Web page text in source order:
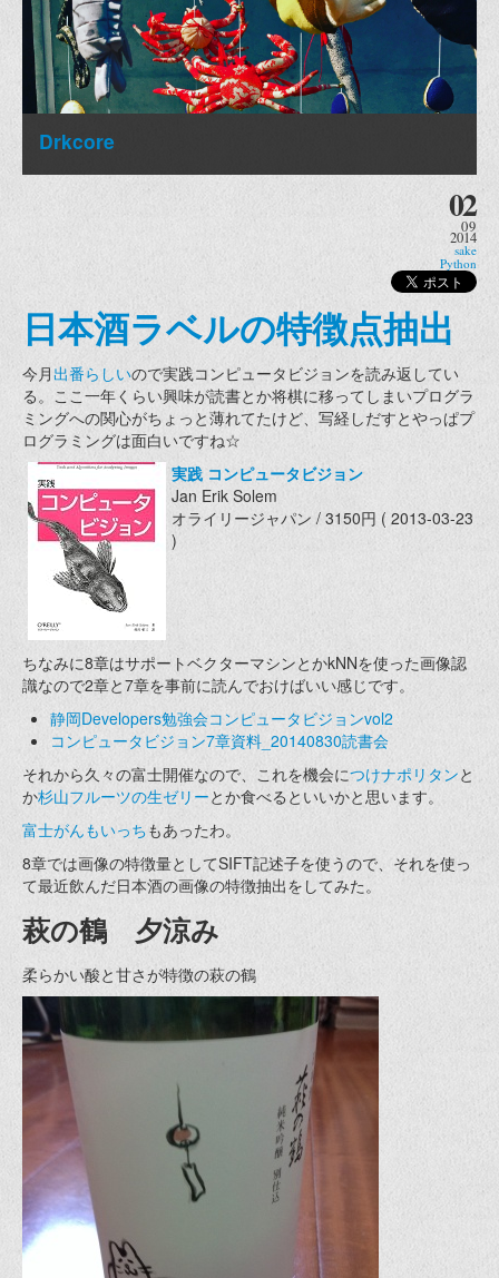
Drkcore
02
09
2014
sake
Python
日本酒ラベルの特徴点抽出
今月出番らしいので実践コンピュータビジョンを読み返してい
る。ここ一年くらい興味が読書とか将棋に移ってしまいプログラ
ミングへの関心がちょっと薄れてたけど、写経しだすとやっぱプ
ログラミングは面白いですね☆
実践 コンピュータビジョン
Jan Erik Solem
オライリージャパン / 3150円 ( 2013-03-23
)
ちなみに8章はサポートベクターマシンとかkNNを使った画像認
識なので2章と7章を事前に読んでおけばいい感じです。
静岡Developers勉強会コンピュータビジョンvol2
コンピュータビジョン7章資料_20140830読書会
それから久々の富士開催なので、これを機会につけナポリタンと
か杉山フルーツの生ゼリーとか食べるといいかと思います。
富士がんもいっちもあったわ。
8章では画像の特徴量としてSIFT記述子を使うので、それを使っ
て最近飲んだ日本酒の画像の特徴抽出をしてみた。
萩の鶴 夕涼み
柔らかい酸と甘さが特徴の萩の鶴